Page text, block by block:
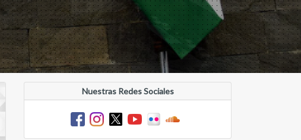
Nuestras Redes Sociales